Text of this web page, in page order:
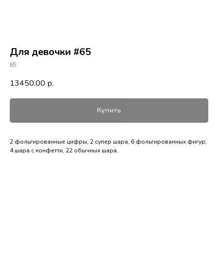
Для девочки #65
65
13450,00 р.
Купить
2 фольгированные цифры, 2 супер шара, 6 фольгированных фигур,
4 шара с конфетти, 22 обычных шара.